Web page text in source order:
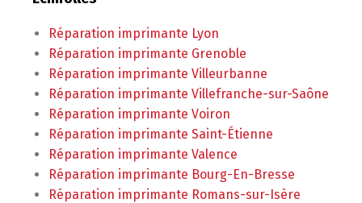
Réparation imprimante Lyon
Réparation imprimante Grenoble
Réparation imprimante Villeurbanne
Réparation imprimante Villefranche-sur-Saône
Réparation imprimante Voiron
Réparation imprimante Saint-Étienne
Réparation imprimante Valence
Réparation imprimante Bourg-En-Bresse
Réparation imprimante Romans-sur-Isère